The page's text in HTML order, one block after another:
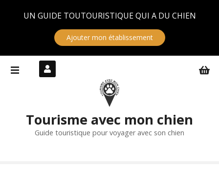
UN GUIDE TOUTOURISTIQUE QUI A DU CHIEN
Ajouter mon établissement
Tourisme avec mon chien
Guide touristique pour voyager avec son chien